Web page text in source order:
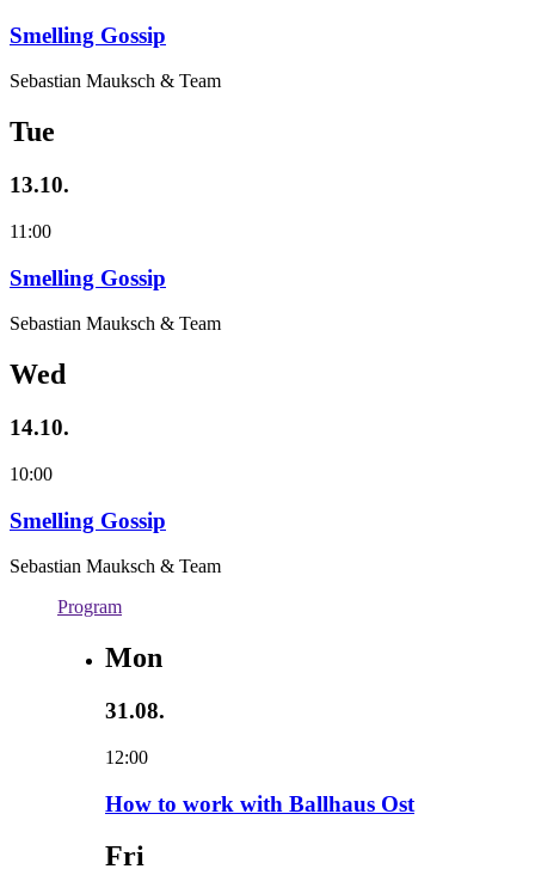
Smelling Gossip
Sebastian Mauksch & Team
Tue
13.10.
11:00
Smelling Gossip
Sebastian Mauksch & Team
Wed
14.10.
10:00
Smelling Gossip
Sebastian Mauksch & Team
Program
Mon
31.08.
12:00
How to work with Ballhaus Ost
Fri